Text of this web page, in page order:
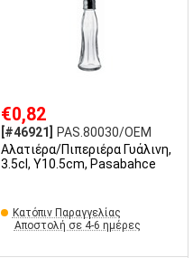
€0,82
[#46921]
PAS.80030/OEM
Αλατιέρα/Πιπεριέρα Γυάλινη,
3.5cl, Y10.5cm, Pasabahce
Κατόπιν Παραγγελίας
Αποστολή σε 4-6 ημέρες